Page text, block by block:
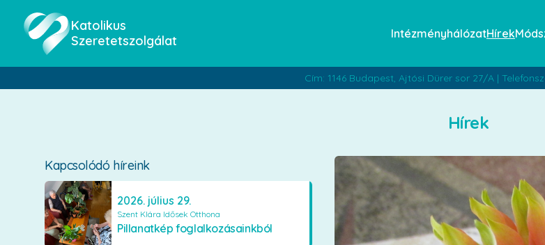
Katolikus
Szeretetszolgálat
IntézményhálózatHírek
Cím: 1146 Budapest, Ajtósi Dürer sor 27/A |
Hírek
Kapcsolódó híreink
2026. július 29.
Szent Klára Idősek Otthona
Pillanatkép foglalkozásainkból